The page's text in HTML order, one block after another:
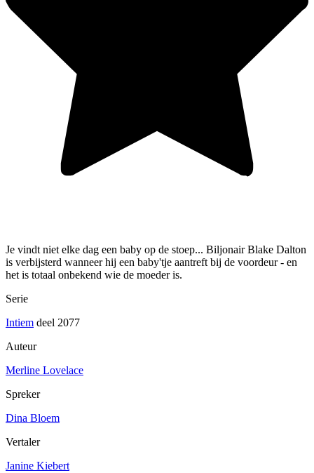
Je vindt niet elke dag een baby op de stoep... Biljonair Blake Dalton
is verbijsterd wanneer hij een baby'tje aantreft bij de voordeur - en
het is totaal onbekend wie de moeder is.
Serie
Intiem deel 2077
Auteur
Merline Lovelace
Spreker
Dina Bloem
Vertaler
Janine Kiebert